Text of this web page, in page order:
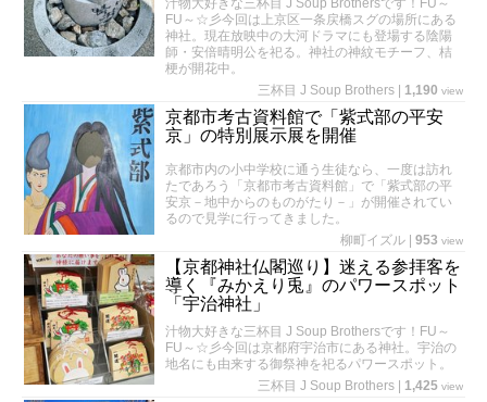
汁物大好きな三杯目 J Soup Brothersです！FU～
FU～☆彡今回は上京区一条戻橋スグの場所にある
神社。現在放映中の大河ドラマにも登場する陰陽
師・安倍晴明公を祀る。神社の神紋モチーフ、桔
梗が開花中。
三杯目 J Soup Brothers
1,190 view
京都市考古資料館で「紫式部の平安
京」の特別展示展を開催
京都市内の小中学校に通う生徒なら、一度は訪れ
たであろう「京都市考古資料館」で「紫式部の平
安京－地中からのものがたり－」が開催されてい
るので見学に行ってきました。
柳町イズル
953 view
【京都神社仏閣巡り】迷える参拝客を
導く『みかえり兎』のパワースポット
「宇治神社」
汁物大好きな三杯目 J Soup Brothersです！FU～
FU～☆彡今回は京都府宇治市にある神社。宇治の
地名にも由来する御祭神を祀るパワースポット。
三杯目 J Soup Brothers
1,425 view